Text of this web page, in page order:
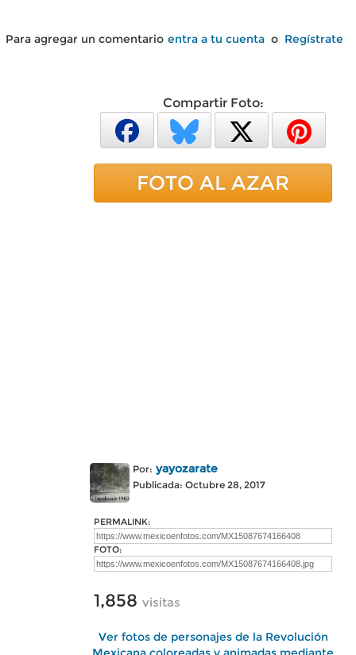
Para agregar un comentario entra a tu cuenta o Regístrate
Compartir Foto:
FOTO AL AZAR
Por: yayozarate
Publicada: Octubre 28, 2017
PERMALINK:
FOTO:
1,858 visitas
Ver fotos de personajes de la Revolución